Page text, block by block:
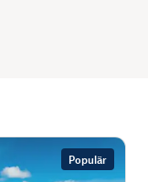
Populär